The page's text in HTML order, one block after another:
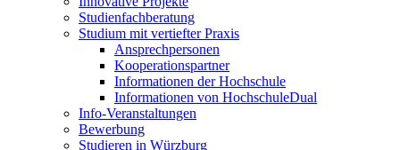
Studienfachberatung
Studium mit vertiefter Praxis
Ansprechpersonen
Kooperationspartner
Informationen der Hochschule
Informationen von HochschuleDual
Info-Veranstaltungen
Bewerbung
Studieren in Würzburg